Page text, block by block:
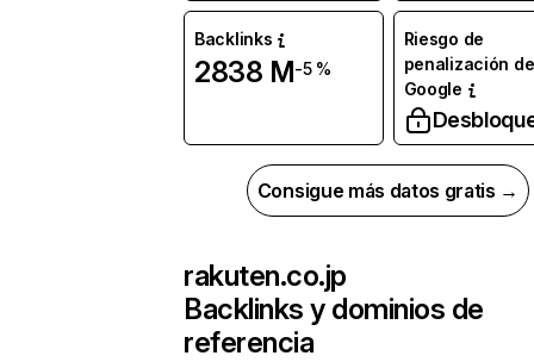
Backlinks
2838 M-5 %
Riesgo de
penalización de
Google
Consigue más datos gratis →
rakuten.co.jp
Backlinks y dominios de
referencia